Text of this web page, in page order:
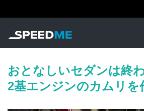
おとなしいセダンは終
2基エンジンのカムリを